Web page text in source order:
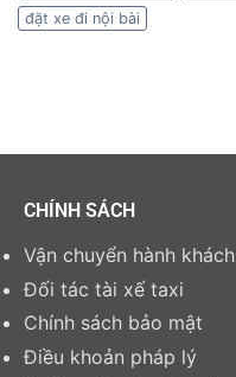
đặt xe đi nội bài
CHÍNH SÁCH
Vận chuyển hành khách
Đối tác tài xế taxi
Chính sách bảo mật
Điều khoản pháp lý